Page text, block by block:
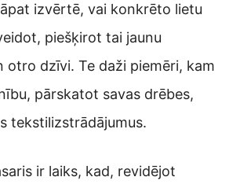
izvērtē, vai konkrēto lietu
piešķirot tai jaunu
otro dzīvi. Te daži piemēri, kam
pārskatot savas drēbes,
tekstilizstrādājumus.
ir laiks, kad, revidējot